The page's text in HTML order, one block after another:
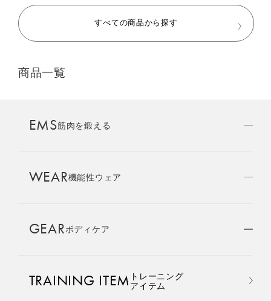
LIVE SHOPPING
AMBASSADOR
SIXPAD APP
COLUMN
LARGE ORDER⼤⼝注⽂窓⼝
すべての商品から探す
商品一覧
EMS筋肉を鍛える
WEAR機能性ウェア
GEARボディケア
TRAINING ITEM トレーニング
アイテム
おすすめ商品・新商品はこちら